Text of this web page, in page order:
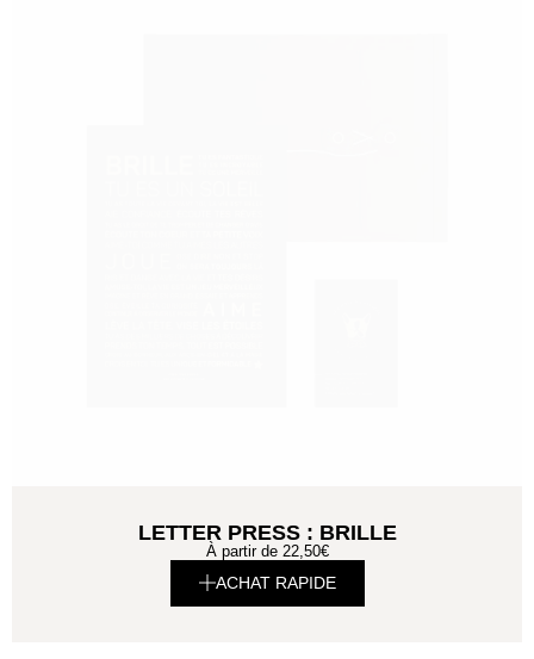
LETTER PRESS : BRILLE
À partir de 22,50€
ACHAT RAPIDE